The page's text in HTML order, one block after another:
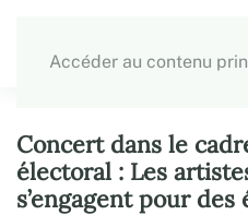
Accéder au contenu
Concert dans le
électoral : Les
s’engagent pour